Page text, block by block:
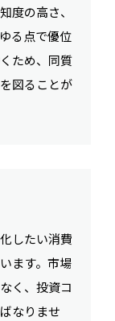
度の高さ、
る点で優位
ため、同質
図ることが
したい消費
ます。市場
く、投資コ
なりませ